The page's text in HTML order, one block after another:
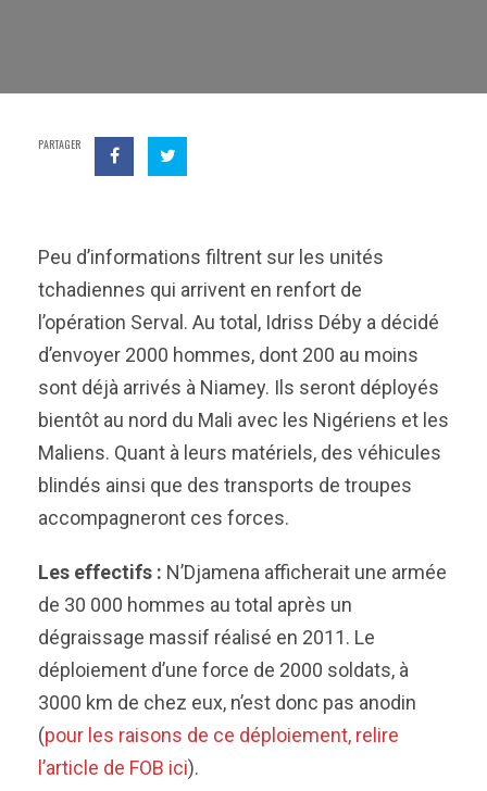
PARTAGER
Peu d’informations filtrent sur les unités
tchadiennes qui arrivent en renfort de
l’opération Serval. Au total, Idriss Déby a décidé
d’envoyer 2000 hommes, dont 200 au moins
sont déjà arrivés à Niamey. Ils seront déployés
bientôt au nord du Mali avec les Nigériens et les
Maliens. Quant à leurs matériels, des véhicules
blindés ainsi que des transports de troupes
accompagneront ces forces.
Les effectifs : N’Djamena afficherait une armée
de 30 000 hommes au total après un
dégraissage massif réalisé en 2011. Le
déploiement d’une force de 2000 soldats, à
3000 km de chez eux, n’est donc pas anodin
(pour les raisons de ce déploiement, relire
l’article de FOB ici).